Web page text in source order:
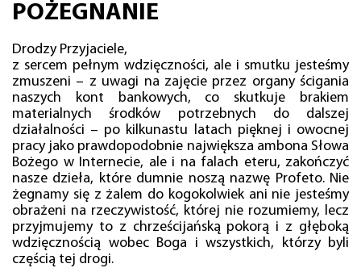
POŻEGNANIE
Drodzy Przyjaciele,
z sercem pełnym wdzięczności, ale i smutku jesteśmy
zmuszeni – z uwagi na zajęcie przez organy ścigania
naszych kont bankowych, co skutkuje brakiem
materialnych środków potrzebnych do dalszej
działalności – po kilkunastu latach pięknej i owocnej
pracy jako prawdopodobnie największa ambona Słowa
Bożego w Internecie, ale i na falach eteru, zakończyć
nasze dzieła, które dumnie noszą nazwę Profeto. Nie
żegnamy się z żalem do kogokolwiek ani nie jesteśmy
obrażeni na rzeczywistość, której nie rozumiemy, lecz
przyjmujemy to z chrześcijańską pokorą i z głęboką
wdzięcznością wobec Boga i wszystkich, którzy byli
częścią tej drogi.